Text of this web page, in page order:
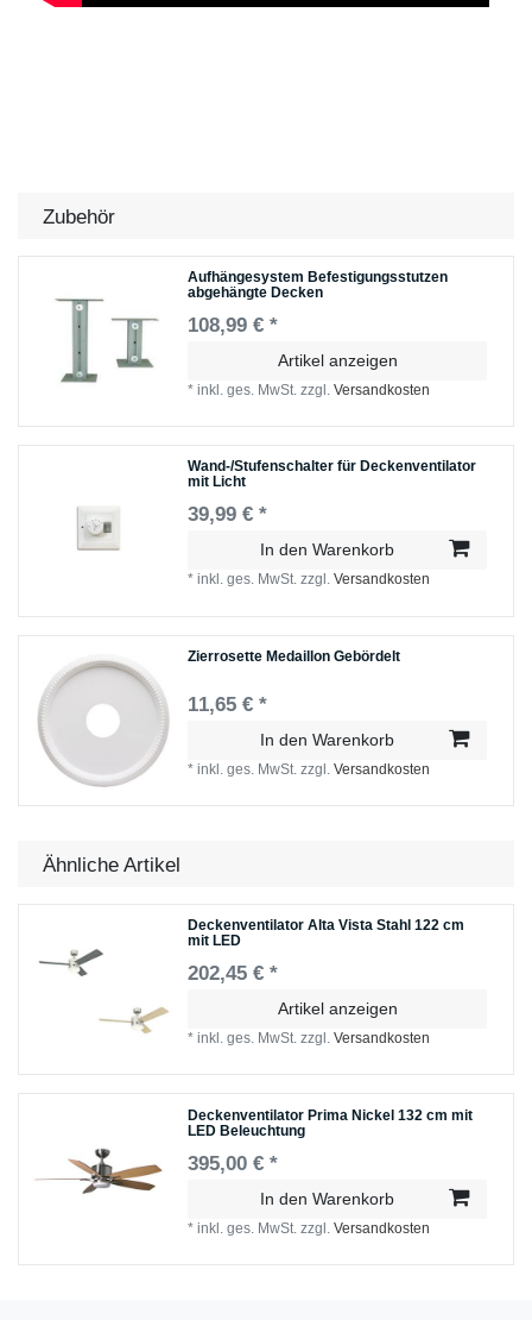
Zubehör
Aufhängesystem Befestigungsstutzen
abgehängte Decken
108,99 € *
Artikel anzeigen
*inkl. ges. MwSt. zzgl.Versandkosten
Wand-/Stufenschalter für Deckenventilator
mit Licht
39,99 € *
In den Warenkorb
*inkl. ges. MwSt. zzgl.Versandkosten
Zierrosette Medaillon Gebördelt
11,65 € *
In den Warenkorb
*inkl. ges. MwSt. zzgl.Versandkosten
Ähnliche Artikel
Deckenventilator Alta Vista Stahl 122 cm
mit LED
202,45 € *
Artikel anzeigen
*inkl. ges. MwSt. zzgl.Versandkosten
Deckenventilator Prima Nickel 132 cm mit
LED Beleuchtung
395,00 € *
In den Warenkorb
*inkl. ges. MwSt. zzgl.Versandkosten